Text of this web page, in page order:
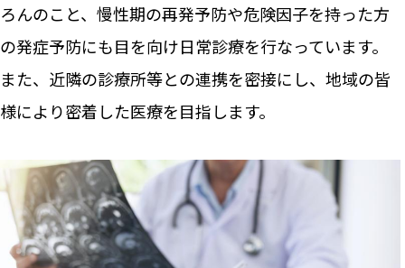
ろんのこと、慢性期の再発予防や危険因子を持った方
の発症予防にも目を向け日常診療を行なっています。
また、近隣の診療所等との連携を密接にし、地域の皆
様により密着した医療を目指します。